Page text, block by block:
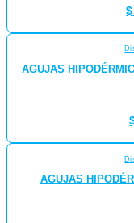
$
AGUJAS
AGUJAS